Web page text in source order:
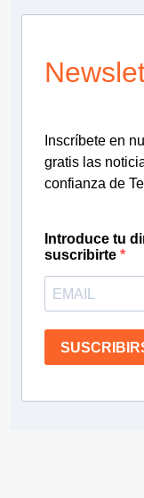
Inscríbete en
gratis las
confianza de
Introduce tu
suscribirte